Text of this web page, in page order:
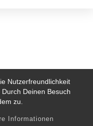
Nutzerfreundlichkeit
Deinen Besuch
zu.
Informationen